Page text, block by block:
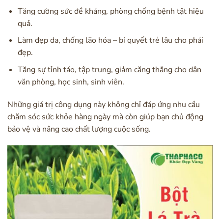
Tăng cường sức đề kháng, phòng chống bệnh tật hiệu
quả.
Làm đẹp da, chống lão hóa – bí quyết trẻ lâu cho phái
đẹp.
Tăng sự tỉnh táo, tập trung, giảm căng thẳng cho dân
văn phòng, học sinh, sinh viên.
Những giá trị công dụng này không chỉ đáp ứng nhu cầu
chăm sóc sức khỏe hàng ngày mà còn giúp bạn chủ động
bảo vệ và nâng cao chất lượng cuộc sống.